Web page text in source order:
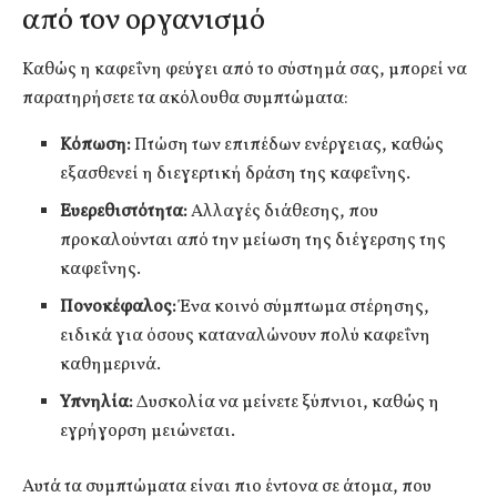
από τον οργανισμό
Καθώς η καφεΐνη φεύγει από το σύστημά σας, μπορεί να
παρατηρήσετε τα ακόλουθα συμπτώματα:
Κόπωση:Πτώση των επιπέδων ενέργειας, καθώς
εξασθενεί η διεγερτική δράση της καφεΐνης.
Ευερεθιστότητα:Αλλαγές διάθεσης, που
προκαλούνται από την μείωση της διέγερσης της
καφεΐνης.
Πονοκέφαλος:Ένα κοινό σύμπτωμα στέρησης,
ειδικά για όσους καταναλώνουν πολύ καφεΐνη
καθημερινά.
Υπνηλία:Δυσκολία να μείνετε ξύπνιοι, καθώς η
εγρήγορση μειώνεται.
Αυτά τα συμπτώματα είναι πιο έντονα σε άτομα, που